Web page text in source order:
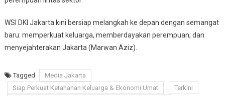
WSI DKI Jakarta kini bersiap melangkah ke depan dengan semangat
baru: memperkuat keluarga, memberdayakan perempuan, dan
menyejahterakan Jakarta (Marwan Aziz).
Tagged
Media Jakarta
Siap Perkuat Ketahanan Keluarga & Ekonomi Umat
Terkini